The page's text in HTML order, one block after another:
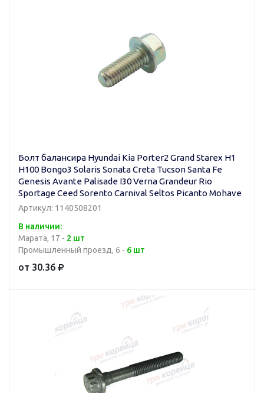
Болт балансира Hyundai Kia Porter2 Grand Starex H1
H100 Bongo3 Solaris Sonata Creta Tucson Santa Fe
Genesis Avante Palisade I30 Verna Grandeur Rio
Sportage Ceed Sorento Carnival Seltos Picanto Mohave
Артикул: 1140508201
В наличии:
Марата, 17 - 2 шт
Промышленный проезд, 6 - 6 шт
от 30.36